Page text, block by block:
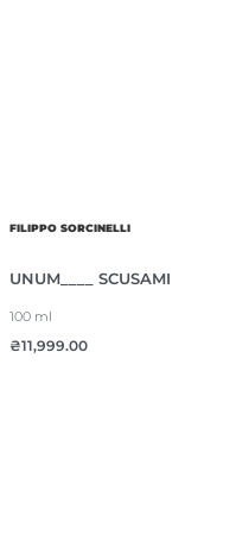
FILIPPO SORCINELLI
UNUM____ SCUSAMI
100 ml
₴11,999.00